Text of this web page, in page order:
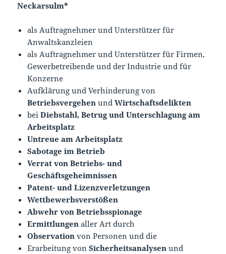
Neckarsulm*
als Auftragnehmer und Unterstützer für
Anwaltskanzleien
als Auftragnehmer und Unterstützer für Firmen,
Gewerbetreibende und der Industrie und für
Konzerne
Aufklärung und Verhinderung von
Betriebsvergehen undWirtschaftsdelikten
beiDiebstahl, Betrug und Unterschlagung am
Arbeitsplatz
Untreue am Arbeitsplatz
Sabotage im Betrieb
Verrat von Betriebs- und
Geschäftsgeheimnissen
Patent- und Lizenzverletzungen
Wettbewerbsverstößen
Abwehr von Betriebsspionage
Ermittlungen aller Art durch
Observation von Personen und die
Erarbeitung vonSicherheitsanalysen und